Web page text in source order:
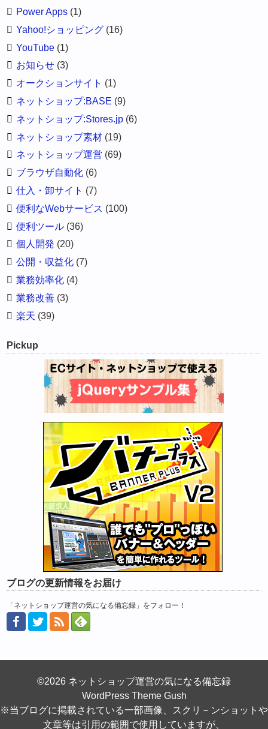
Power Apps (1)
Yahoo!ショッピング (16)
YouTube (1)
お知らせ (3)
オークションサイト (1)
ネットショップ:BASE (9)
ネットショップ:Stores.jp (6)
ネットショップ素材 (19)
ネットショップ運営 (69)
ブラウザ自動化 (6)
仕入・卸サイト (7)
便利なWebサービス (100)
便利ツール (36)
個人開発 (20)
公開・収益化 (7)
業務効率化 (4)
業務改善 (3)
楽天 (39)
Pickup
ブログの更新情報をお届け
「ネットショップ運営の気になる備忘録」をフォロー！
©2026 ネットショップ運営の気になる備忘録
WordPress Theme Gush
※当ブログに掲載されている一部画像、スクリ－ンショットや
文章等は引用の範囲で使用していますが、